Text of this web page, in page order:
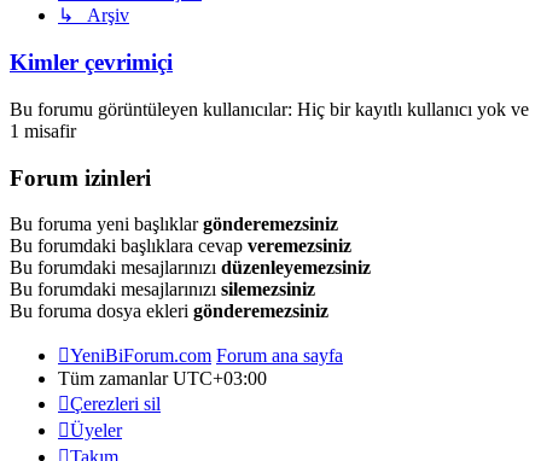
↳ Arşiv
Kimler çevrimiçi
Bu forumu görüntüleyen kullanıcılar: Hiç bir kayıtlı kullanıcı yok ve
1 misafir
Forum izinleri
Bu foruma yeni başlıklargönderemezsiniz
Bu forumdaki başlıklara cevap veremezsiniz
Bu forumdaki mesajlarınızı düzenleyemezsiniz
Bu forumdaki mesajlarınızı silemezsiniz
Bu foruma dosya ekleri gönderemezsiniz
YeniBiForum.com Forum ana sayfa
Tüm zamanlarUTC+03:00
Çerezleri sil
Üyeler